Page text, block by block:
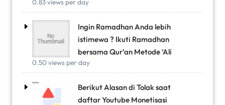
0.83 views per day
Ingin Ramadhan Anda lebih
istimewa ? Ikuti Ramadhan
bersama Qur’an Metode ‘Ali
0.50 views per day
Berikut Alasan di Tolak saat
daftar Youtube Monetisasi